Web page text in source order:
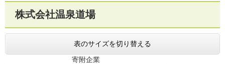
株式会社温泉道場
表のサイズを切り替える
寄附企業